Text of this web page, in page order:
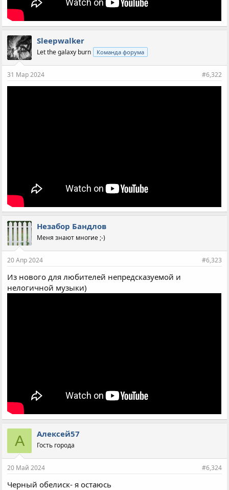
Sleepwalker
Let the galaxy burn Команда форума
31 Мар 2024 #6,322
Незабор Бандлов
Меня знают многие ;-)
20 Апр 2024 #6,323
Из нового для любителей непредсказуемой и
нелогичной музыки)
А Алексей57
Гость города
20 Май 2024 #6,324
Черный обелиск- я остаюсь